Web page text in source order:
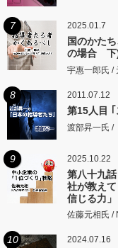
7 2025.01.7
国のかた
の場合 下
宇惠一郎氏 /
8 2011.07.12
第15人目 ｢
渡部昇一氏 /
9 2025.10.22
第八十九
社が教え
信じる力」
佐藤元相氏
10 2024.07.16